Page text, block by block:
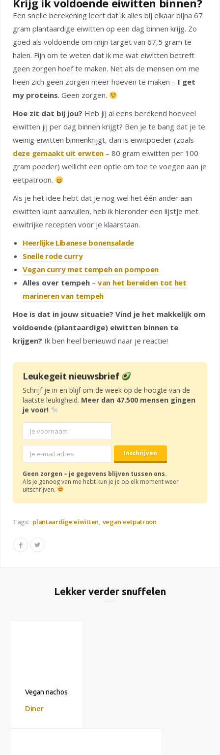
Krijg ik voldoende eiwitten binnen?
Een snelle berekening leert dat ik alles bij elkaar bijna 67
gram plantaardige eiwitten op een dag binnen krijg. Zo
goed als voldoende om mijn target van 67,5 gram te
halen. Fijn om te weten dat ik me wat eiwitten betreft
geen zorgen hoef te maken. Net als de mensen om me
heen zich geen zorgen meer hoeven te maken – I get
my proteins. Geen zorgen.
Hoe zit dat bij jou? Heb jij al eens berekend hoeveel
eiwitten jij per dag binnen krijgt? Ben je te bang dat je te
weinig eiwitten binnenkrijgt, dan is eiwitpoeder (zoals
deze gemaakt uit erwten – 80 gram eiwitten per 100
gram poeder) wellicht een optie om toe te voegen aan je
eetpatroon.
Als je het idee hebt dat je nog wel het één ander aan
eiwitten kunt aanvullen, heb ik hieronder een lijstje met
eiwitrijke recepten voor je klaarstaan.
Heerlijke Libanese bonensalade
Snelle rode curry
Vegan curry met tempeh en pompoen
Alles over tempeh – van het bereiden tot het
marineren van tempeh
Hoe is dat in jouw situatie? Vind je het makkelijk om
voldoende (plantaardige) eiwitten binnen te
krijgen? Ik ben heel benieuwd naar je reactie!
Leukegeit nieuwsbrief
Schrijf je in en blijf om de week op de hoogte van de
laatste leukigheid. Meer dan 47.500 mensen gingen
je voor!
Geen zorgen – je gegevens blijven tussen ons.
Als je genoeg van me hebt kun je je op elk moment weer
uitschrijven.
Tags: plantaardige eiwitten vegan eetpatroon
Lekker verder snuffelen
Vegan nachos
Diner